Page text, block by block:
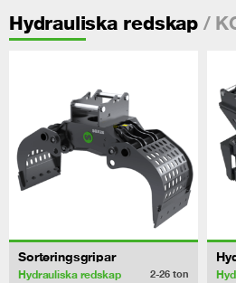
Hydrauliska redskap/
Sorteringsgripar
Hydrauliska redskap 2-26 ton